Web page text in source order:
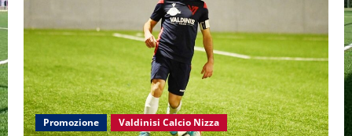
Promozione Valdinisi Calcio Nizza